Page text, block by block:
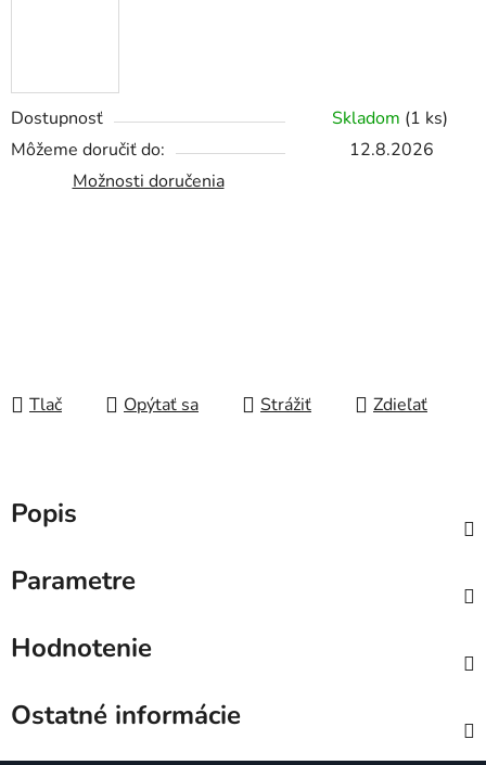
Dostupnosť Skladom (1 ks)
Môžeme doručiť do:
12.8.2026
Možnosti doručenia
Tlač Opýtať sa Strážiť Zdieľať
Popis
Parametre
Hodnotenie
Ostatné informácie